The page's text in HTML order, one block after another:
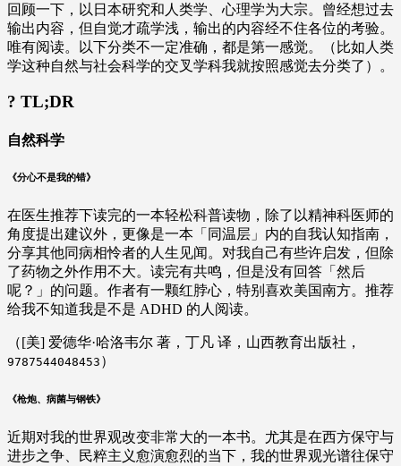
回顾一下，以日本研究和人类学、心理学为大宗。曾经想过去
输出内容，但自觉才疏学浅，输出的内容经不住各位的考验。
唯有阅读。以下分类不一定准确，都是第一感觉。（比如人类
学这种自然与社会科学的交叉学科我就按照感觉去分类了）。
? TL;DR
自然科学
《分心不是我的错》
在医生推荐下读完的一本轻松科普读物，除了以精神科医师的
角度提出建议外，更像是一本「同温层」内的自我认知指南，
分享其他同病相怜者的人生见闻。对我自己有些许启发，但除
了药物之外作用不大。读完有共鸣，但是没有回答「然后
呢？」的问题。作者有一颗红脖心，特别喜欢美国南方。推荐
给我不知道我是不是 ADHD 的人阅读。
（[美] 爱德华·哈洛韦尔 著，丁凡 译，山西教育出版社，
9787544048453 ）
《枪炮、病菌与钢铁》
近期对我的世界观改变非常大的一本书。尤其是在西方保守与
进步之争、民粹主义愈演愈烈的当下，我的世界观光谱往保守